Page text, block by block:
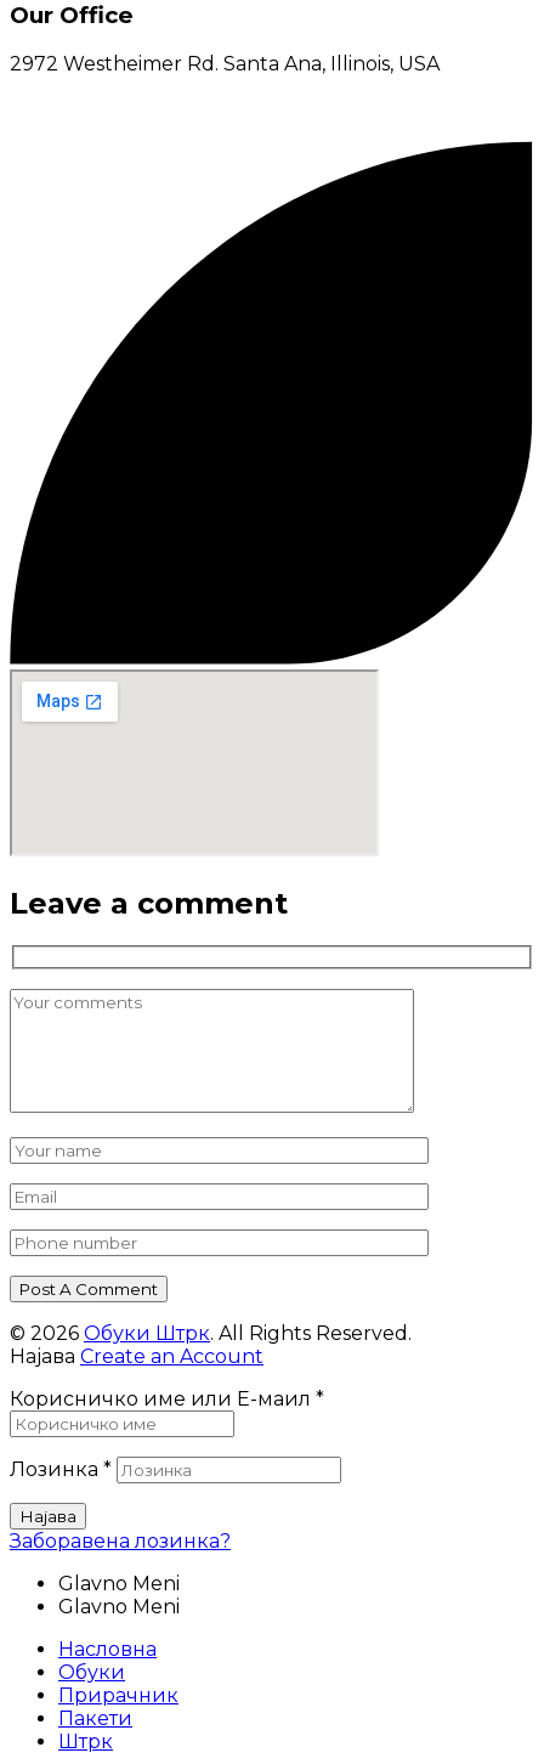
Our Office
2972 Westheimer Rd. Santa Ana, Illinois, USA
Leave a comment
Post A Comment
© 2026 Обуки Штрк. All Rights Reserved.
Најава Create an Account
Корисничко име или Е-маил *
Лозинка *
Најава
Заборавена лозинка?
Glavno Meni
Glavno Meni
Насловна
Обуки
Прирачник
Пакети
Штрк